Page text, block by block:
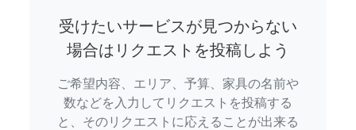
受けたいサービスが見つからない
場合はリクエストを投稿しよう
ご希望内容、エリア、予算、家具の名前や
数などを入力してリクエストを投稿する
と、そのリクエストに応えることが出来る